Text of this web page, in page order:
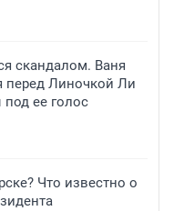
скандалом. Ваня
перед Линочкой Ли
ее голос
Что известно о